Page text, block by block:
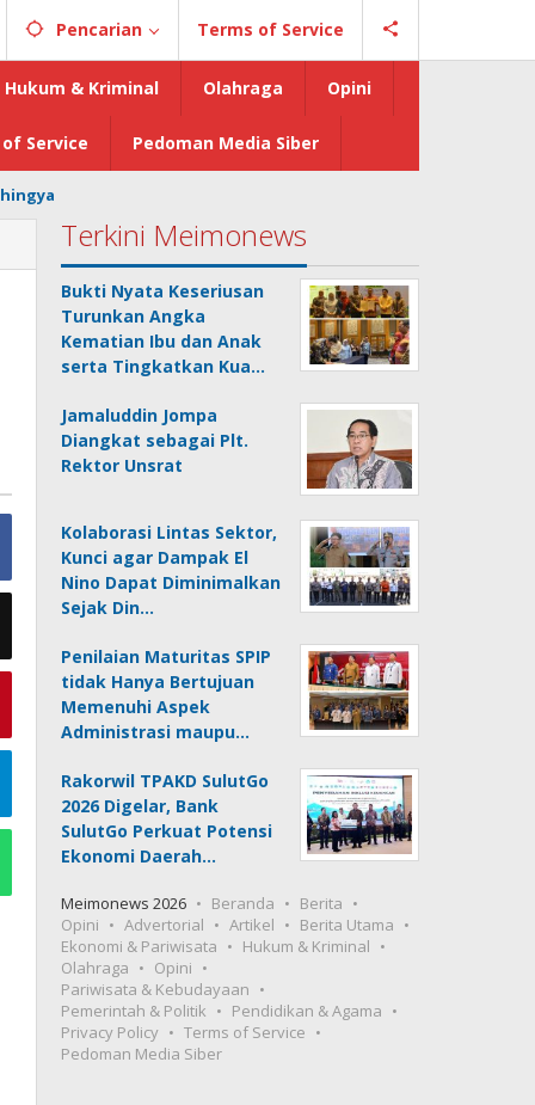
Pencarian Terms of Service
Hukum & Kriminal Olahraga Opini
Service Pedoman Media Siber
Terkini Meimonews
Bukti Nyata Keseriusan
Turunkan Angka
Kematian Ibu dan Anak
serta Tingkatkan Kua…
Jamaluddin Jompa
Diangkat sebagai Plt.
Rektor Unsrat
Kolaborasi Lintas Sektor,
Kunci agar Dampak El
Nino Dapat Diminimalkan
Sejak Din…
Penilaian Maturitas SPIP
tidak Hanya Bertujuan
Memenuhi Aspek
Administrasi maupu…
Rakorwil TPAKD SulutGo
2026 Digelar, Bank
SulutGo Perkuat Potensi
Ekonomi Daerah…
Meimonews 2026 Beranda
Berita
Opini
Advertorial Artikel
Berita Utama
Ekonomi & Pariwisata
Hukum & Kriminal
Olahraga
Opini
Pariwisata & Kebudayaan
Pemerintah & Politik
Pendidikan & Agama
Privacy Policy
Terms of Service
Pedoman Media Siber